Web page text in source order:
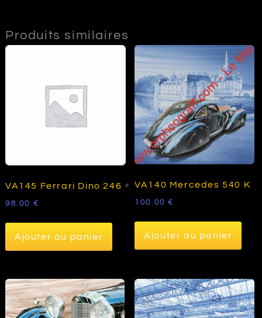
Produits similaires
VA145 Ferrari Dino 246
98.00 €
Ajouter au panier
VA140 Mercedes 540 K
100.00€
Ajouter au panier